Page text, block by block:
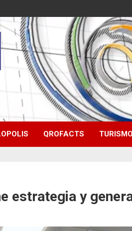
QROFACTS
estrategia y